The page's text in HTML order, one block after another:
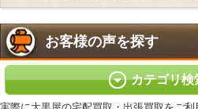
お客様の声を探す
カテゴリ検